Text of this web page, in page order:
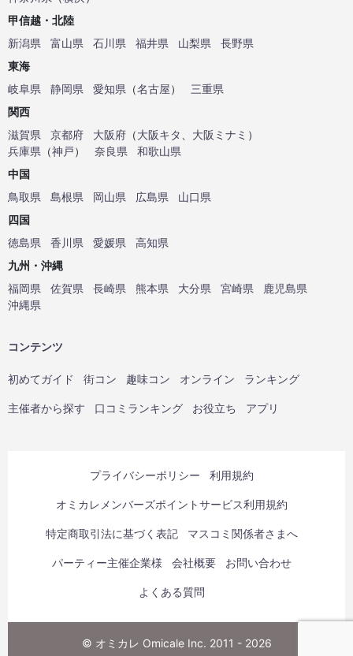
甲信越・北陸
新潟県
富山県 石川県 福井県 山梨県
長野県
東海
岐阜県
静岡県 愛知県 （名古屋）
三重県
関西
滋賀県
京都府 大阪府 （大阪キタ 大阪ミナミ ）
兵庫県 （神戸） 奈良県
和歌山県
中国
鳥取県
島根県 岡山県 広島県
山口県
四国
徳島県
香川県 愛媛県
高知県
九州・沖縄
福岡県
佐賀県 長崎県 熊本県 大分県 宮崎県
鹿児島県
沖縄県
コンテンツ
初めてガイド 街コン 趣味コン オンライン ランキング
主催者から探す 口コミランキング お役立ち アプリ
プライバシーポリシー 利用規約
オミカレメンバーズポイントサービス利用規約
特定商取引法に基づく表記 マスコミ関係者さまへ
パーティー主催企業様 会社概要 お問い合わせ
よくある質問
© オミカレ Omicale Inc. 2011 - 2026